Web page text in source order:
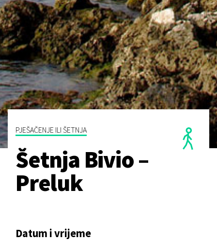
PJEŠAČENJE ILI ŠETNJA
Šetnja Bivio –
Preluk
Datum i vrijeme